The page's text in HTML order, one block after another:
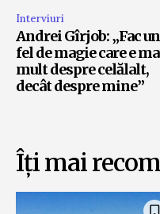
Interviuri
Andrei Gîrjob: „Fac un
fel de magie care e
mult despre celălalt,
decât despre mine”
Îți mai